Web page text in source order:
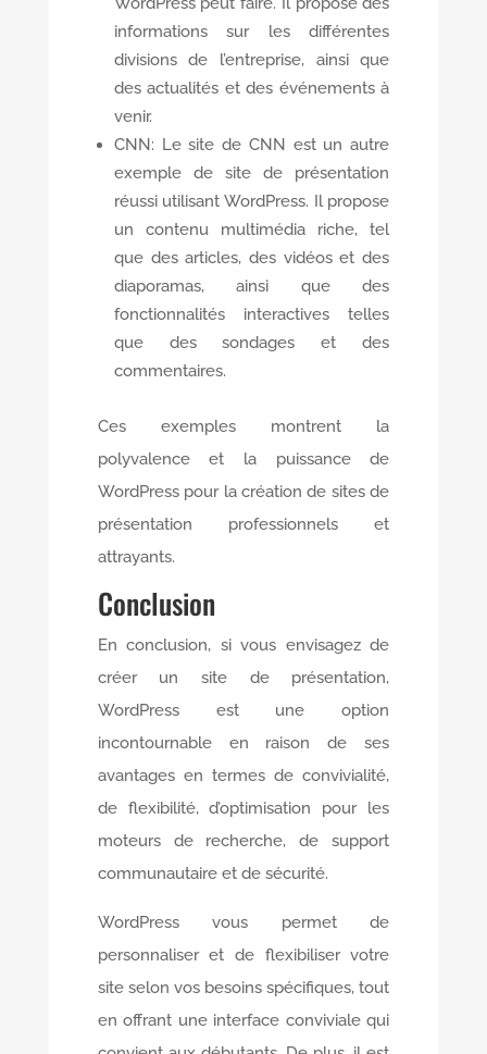
informations sur les différentes
divisions de l’entreprise, ainsi que
des actualités et des événements à
venir.
CNN: Le site de CNN est un autre
exemple de site de présentation
réussi utilisant WordPress. Il propose
un contenu multimédia riche, tel
que des articles, des vidéos et des
diaporamas, ainsi que des
fonctionnalités interactives telles
que des sondages et des
commentaires.
Ces exemples montrent la
polyvalence et la puissance de
WordPress pour la création de sites de
présentation professionnels et
attrayants.
Conclusion
En conclusion, si vous envisagez de
créer un site de présentation,
WordPress est une option
incontournable en raison de ses
avantages en termes de convivialité,
de flexibilité, d’optimisation pour les
moteurs de recherche, de support
communautaire et de sécurité.
WordPress vous permet de
personnaliser et de flexibiliser votre
site selon vos besoins spécifiques, tout
en offrant une interface conviviale qui